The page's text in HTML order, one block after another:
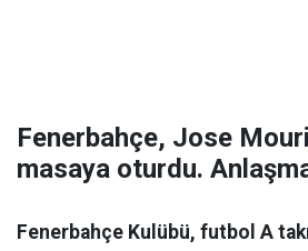
Fenerbahçe, Jose
masaya oturdu.
Fenerbahçe Kulübü, futbol A